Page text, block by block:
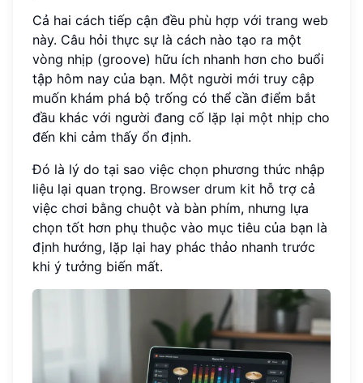
Cả hai cách tiếp cận đều phù hợp với trang web
này. Câu hỏi thực sự là cách nào tạo ra một
vòng nhịp (groove) hữu ích nhanh hơn cho buổi
tập hôm nay của bạn. Một người mới truy cập
muốn khám phá bộ trống có thể cần điểm bắt
đầu khác với người đang cố lặp lại một nhịp cho
đến khi cảm thấy ổn định.
Đó là lý do tại sao việc chọn phương thức nhập
liệu lại quan trọng. Browser drum kit hỗ trợ cả
việc chơi bằng chuột và bàn phím, nhưng lựa
chọn tốt hơn phụ thuộc vào mục tiêu của bạn là
định hướng, lặp lại hay phác thảo nhanh trước
khi ý tưởng biến mất.